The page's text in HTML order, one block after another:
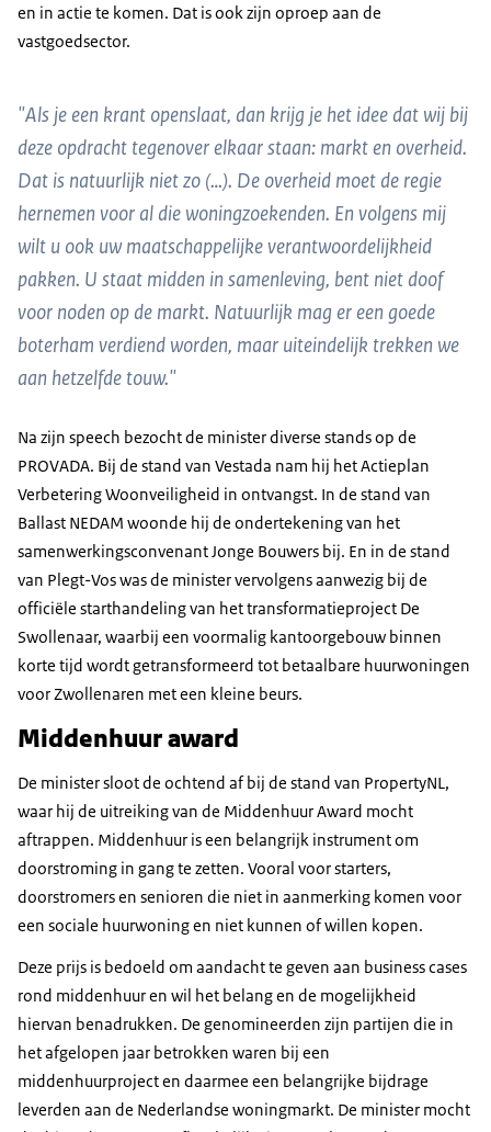
en in actie te komen. Dat is ook zijn oproep aan de
vastgoedsector.
"Als je een krant openslaat, dan krijg je het idee dat wij bij
deze opdracht tegenover elkaar staan: markt en overheid.
Dat is natuurlijk niet zo (…). De overheid moet de regie
hernemen voor al die woningzoekenden. En volgens mij
wilt u ook uw maatschappelijke verantwoordelijkheid
pakken. U staat midden in samenleving, bent niet doof
voor noden op de markt. Natuurlijk mag er een goede
boterham verdiend worden, maar uiteindelijk trekken we
aan hetzelfde touw."
Na zijn speech bezocht de minister diverse stands op de
PROVADA. Bij de stand van Vestada nam hij het Actieplan
Verbetering Woonveiligheid in ontvangst. In de stand van
Ballast NEDAM woonde hij de ondertekening van het
samenwerkingsconvenant Jonge Bouwers bij. En in de stand
van Plegt-Vos was de minister vervolgens aanwezig bij de
officiële starthandeling van het transformatieproject De
Swollenaar, waarbij een voormalig kantoorgebouw binnen
korte tijd wordt getransformeerd tot betaalbare huurwoningen
voor Zwollenaren met een kleine beurs.
Middenhuur award
De minister sloot de ochtend af bij de stand van PropertyNL,
waar hij de uitreiking van de Middenhuur Award mocht
aftrappen. Middenhuur is een belangrijk instrument om
doorstroming in gang te zetten. Vooral voor starters,
doorstromers en senioren die niet in aanmerking komen voor
een sociale huurwoning en niet kunnen of willen kopen.
Deze prijs is bedoeld om aandacht te geven aan business cases
rond middenhuur en wil het belang en de mogelijkheid
hiervan benadrukken. De genomineerden zijn partijen die in
het afgelopen jaar betrokken waren bij een
middenhuurproject en daarmee een belangrijke bijdrage
leverden aan de Nederlandse woningmarkt. De minister mocht